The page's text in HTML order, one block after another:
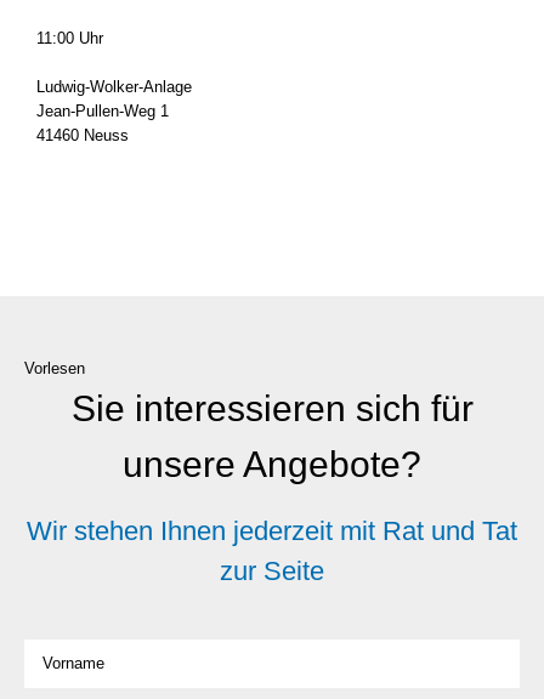
11:00 Uhr
Ludwig-Wolker-Anlage
Jean-Pullen-Weg 1
41460 Neuss
Vorlesen
Sie interessieren sich für
unsere Angebote?
Wir stehen Ihnen jederzeit mit Rat und Tat
zur Seite